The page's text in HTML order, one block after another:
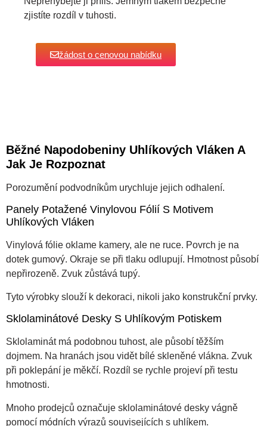
zjistíte rozdíl v tuhosti.
žádost o cenovou nabídku
Běžné Napodobeniny Uhlíkových Vláken A
Jak Je Rozpoznat
Porozumění podvodníkům urychluje jejich odhalení.
Panely Potažené Vinylovou Fólií S Motivem
Uhlíkových Vláken
Vinylová fólie oklame kamery, ale ne ruce. Povrch je na
dotek gumový. Okraje se při tlaku odlupují. Hmotnost působí
nepřirozeně. Zvuk zůstává tupý.
Tyto výrobky slouží k dekoraci, nikoli jako konstrukční prvky.
Sklolaminátové Desky S Uhlíkovým Potiskem
Sklolaminát má podobnou tuhost, ale působí těžším
dojmem. Na hranách jsou vidět bílé skleněné vlákna. Zvuk
při poklepání je měkčí. Rozdíl se rychle projeví při testu
hmotnosti.
Mnoho prodejců označuje sklolaminátové desky vágně
pomocí módních výrazů souvisejících s uhlíkem.